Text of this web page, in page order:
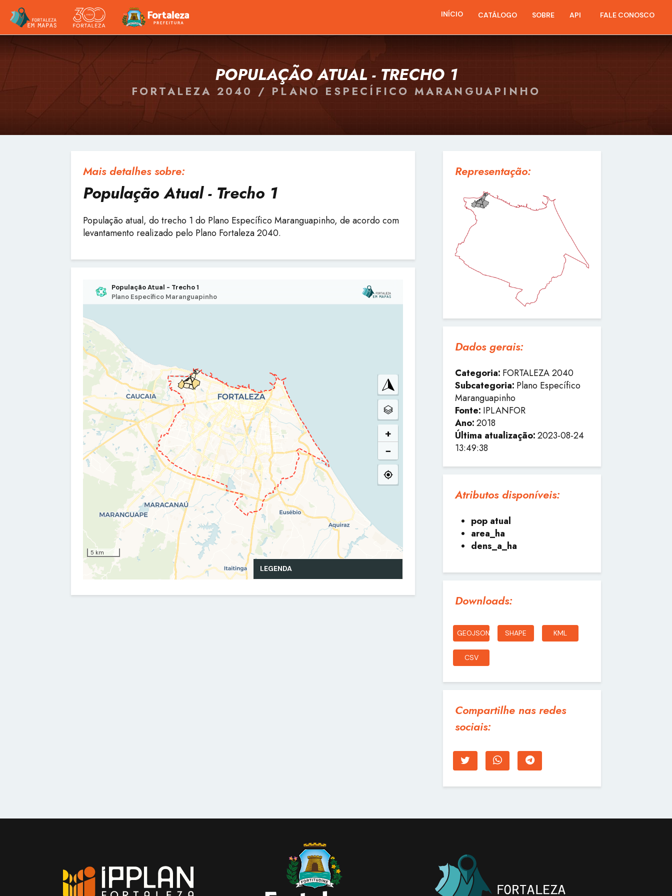
INÍCIO CATÁLOGO SOBRE API FALE CONOSCO
POPULAÇÃO ATUAL - TRECHO 1
FORTALEZA 2040 / PLANO ESPECÍFICO MARANGUAPINHO
Mais detalhes sobre:
População Atual - Trecho 1
População atual, do trecho 1 do Plano Específico Maranguapinho, de acordo com
levantamento realizado pelo Plano Fortaleza 2040.
Representação:
Dados gerais:
Categoria: FORTALEZA 2040
Subcategoria: Plano Específico
Maranguapinho
Fonte: IPLANFOR
Ano:2018
Última atualização:2023-08-24
13:49:38
Atributos disponíveis:
pop atual
area_ha
dens_a_ha
Downloads:
GEOJSON SHAPE KML
CSV
Compartilhe nas redes
sociais: